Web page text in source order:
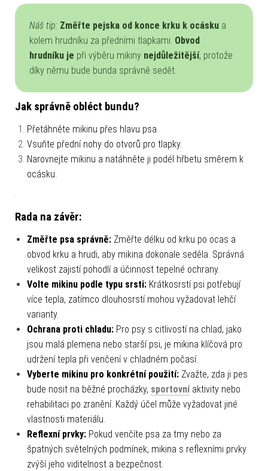
Náš tip: Změřte pejska od konce krku k ocásku a
kolem hrudníku za předními tlapkami. Obvod
hrudníku je při výběru mikiny nejdůležitější, protože
díky němu bude bunda správně sedět.
Jak správně obléct bundu?
Přetáhněte mikinu přes hlavu psa.
Vsuňte přední nohy do otvorů pro tlapky.
Narovnejte mikinu a natáhněte ji podél hřbetu směrem k
ocásku.
Rada na závěr:
Změřte psa správně: Změřte délku od krku po ocas a
obvod krku a hrudi, aby mikina dokonale seděla. Správná
velikost zajistí pohodlí a účinnost tepelné ochrany.
Volte mikinu podle typu srsti: Krátkosrstí psi potřebují
více tepla, zatímco dlouhosrstí mohou vyžadovat lehčí
varianty.
Ochrana proti chladu: Pro psy s citlivostí na chlad, jako
jsou malá plemena nebo starší psi, je mikina klíčová pro
udržení tepla při venčení v chladném počasí.
Vyberte mikinu pro konkrétní použití: Zvažte, zda ji pes
bude nosit na běžné procházky, sportovníaktivity nebo
rehabilitaci po zranění. Každý účel může vyžadovat jiné
vlastnosti materiálu.
Reflexní prvky: Pokud venčíte psa za tmy nebo za
špatných světelných podmínek, mikina s reflexními prvky
zvýší jeho viditelnost a bezpečnost.